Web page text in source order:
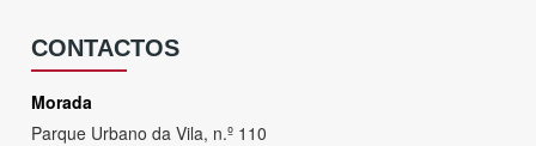
CONTACTOS
Morada
Parque Urbano da Vila, n.º 110